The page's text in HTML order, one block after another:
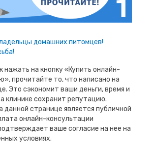
домашних питомцев!
нажать на кнопку «Купить онлайн-
прочитайте то, что написано на
Это сэкономит ваши деньги, время и
клинике сохранит репутацию.
данной странице является публичной
онлайн-консультации
ваше согласие на нее на
условиях.